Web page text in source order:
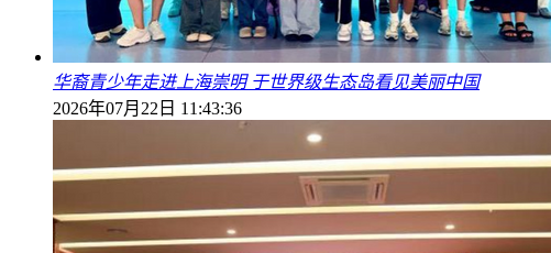
华裔青少年走进上海崇明 于世界级生态岛看见美丽中国
2026年07月22日 11:43:36